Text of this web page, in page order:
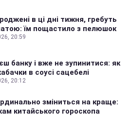
в ці дні тижня, гребуть
їм пощастило з пелюшок
20:59
банку і вже не зупинитися: як
в соусі сацебелі
20:12
зміниться на краще:
китайського гороскопа